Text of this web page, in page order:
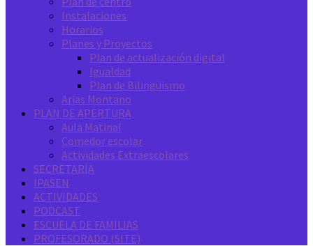
Instalaciones
Horarios
Planes y Proyectos
Plan de actualización digital
Igualdad
Plan de Bilingüismo
Arias Montano
PLAN DE APERTURA
Aula Matinal
Comedor escolar
Actividades Extraescolares
SECRETARÍA
IPASEN
ACTIVIDADES
PODCAST
ESCUELA DE FAMILIAS
PROFESORADO (SITE)